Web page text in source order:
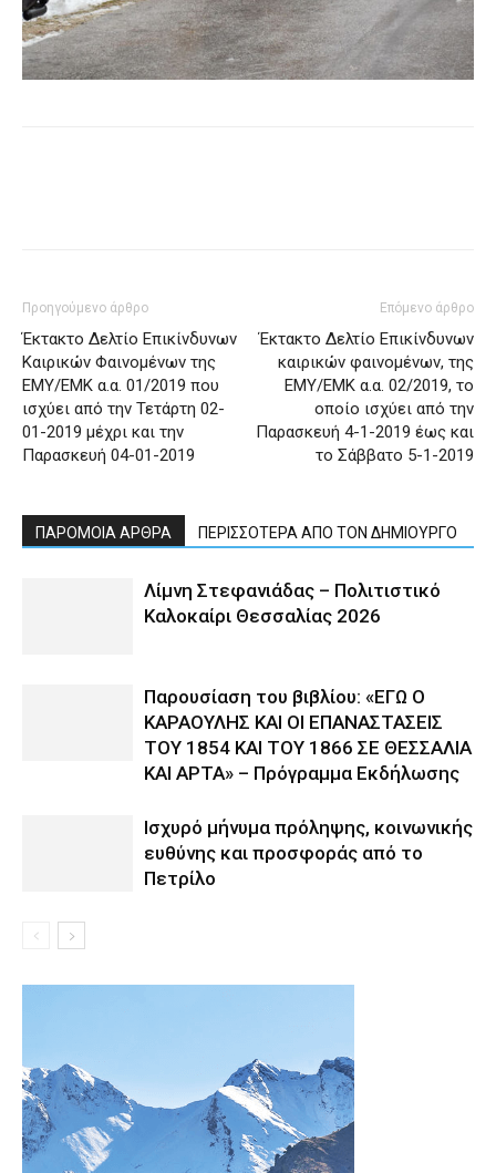
Προηγούμενο άρθρο
Έκτακτο Δελτίο Επικίνδυνων
Καιρικών Φαινομένων της
ΕΜΥ/ΕΜΚ α.α. 01/2019 που
ισχύει από την Τετάρτη 02-
01-2019 μέχρι και την
Παρασκευή 04-01-2019
Επόμενο άρθρο
Έκτακτο Δελτίο Επικίνδυνων
καιρικών φαινομένων, της
ΕΜΥ/ΕΜΚ α.α. 02/2019, το
οποίο ισχύει από την
Παρασκευή 4-1-2019 έως και
το Σάββατο 5-1-2019
ΠΑΡΟΜΟΙΑ ΑΡΘΡΑ ΠΕΡΙΣΣΟΤΕΡΑ ΑΠΟ ΤΟΝ ΔΗΜΙΟΥΡΓΟ
Λίμνη Στεφανιάδας – Πολιτιστικό
Καλοκαίρι Θεσσαλίας 2026
Παρουσίαση του βιβλίου: «ΕΓΩ Ο
ΚΑΡΑΟΥΛΗΣ ΚΑΙ ΟΙ ΕΠΑΝΑΣΤΑΣΕΙΣ
ΤΟΥ 1854 ΚΑΙ ΤΟΥ 1866 ΣΕ ΘΕΣΣΑΛΙΑ
ΚΑΙ ΑΡΤΑ» – Πρόγραμμα Εκδήλωσης
Ισχυρό μήνυμα πρόληψης, κοινωνικής
ευθύνης και προσφοράς από το
Πετρίλο